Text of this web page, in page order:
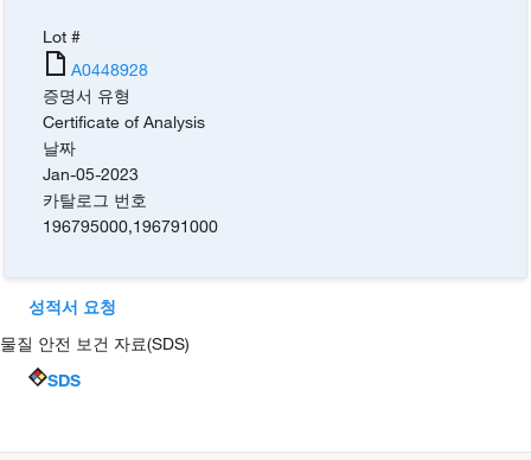
Lot #
A0448928
증명서 유형
Certificate of Analysis
날짜
Jan-05-2023
카탈로그 번호
196795000,196791000
성적서 요청
물질 안전 보건 자료(SDS)
SDS